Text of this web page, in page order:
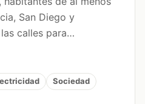
San Diego y
calles para…
Sociedad